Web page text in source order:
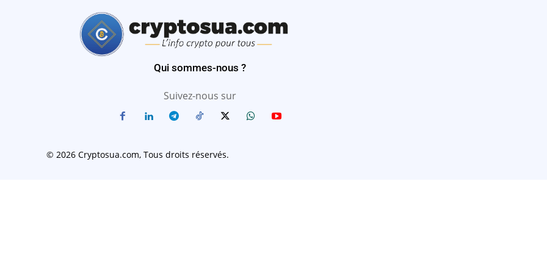
Qui sommes-nous ?
Suivez-nous sur
© 2026 Cryptosua.com, Tous droits réservés.